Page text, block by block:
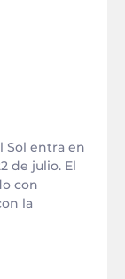
Sol entra en
de julio. El
con
la